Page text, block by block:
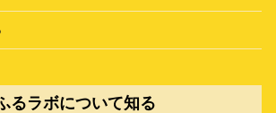
るラボについて知る